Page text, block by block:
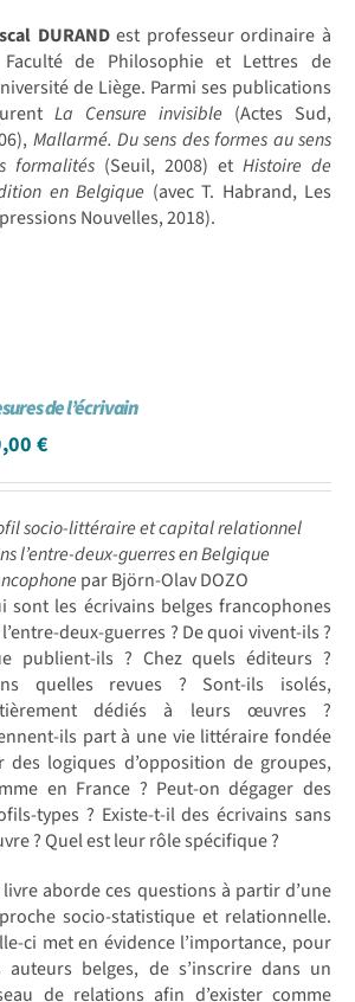
DURANDest professeur ordinaire à
de Philosophie et Lettres de
de Liège. Parmi ses publications
La Censure invisible (Actes Sud,
Mallarmé. Du sens des formes au sens
formalités (Seuil, 2008) etHistoire de
en Belgique (avec T. Habrand, Les
Nouvelles, 2018).
de l’écrivain
€
socio-littéraire et capital relationnel
l’entre-deux-guerres en Belgique
par Björn-Olav DOZO
sont les écrivains belges francophones
deux-guerres ? De quoi vivent-ils ?
publient-ils ? Chez quels éditeurs ?
quelles revues ? Sont-ils isolés,
dédiés à leurs œuvres ?
ils part à une vie littéraire fondée
des logiques d’opposition de groupes,
en France ? Peut-on dégager des
types ? Existe-t-il des écrivains sans
? Quel est leur rôle spécifique ?
livre aborde ces questions à partir d’une
socio-statistique et relationnelle.
ci met en évidence l’importance, pour
auteurs belges, de s’inscrire dans un
de relations afin d’exister comme